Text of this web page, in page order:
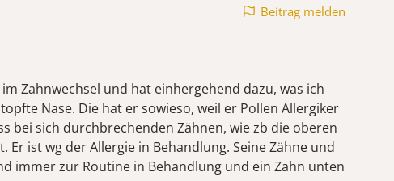
Beitrag melden
Zahnwechsel und hat einhergehend dazu, was ich
Nase. Die hat er sowieso, weil er Pollen Allergiker
bei sich durchbrechenden Zähnen, wie zb die oberen
Er ist wg der Allergie in Behandlung. Seine Zähne und
immer zur Routine in Behandlung und ein Zahn unten